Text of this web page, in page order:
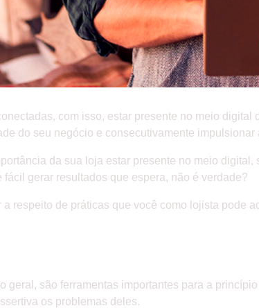
com isso, estar presente no meio digital
do seu negócio e consecutivamente impulsionar
da sua loja estar presente no meio
gerar resultados que espera, não é verdade?
respeito de práticas que você como lojista pode
geral, são ferramentas importantes para a
os problemas deles.